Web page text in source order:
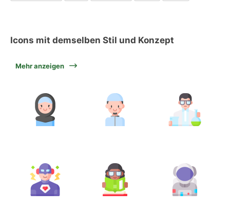
Icons mit demselben Stil und Konzept
Mehr anzeigen